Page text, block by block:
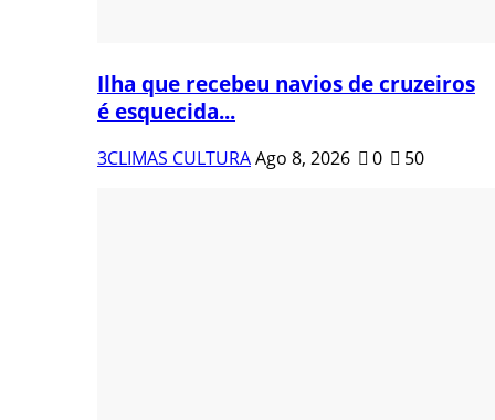
Ilha que recebeu navios de cruzeiros
é esquecida...
3CLIMAS CULTURAAgo 8, 2026 0 50